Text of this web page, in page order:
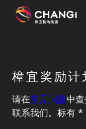
有
樟
宜
网
樟宜奖励计
请在常见问题中
联系我们。标有 *